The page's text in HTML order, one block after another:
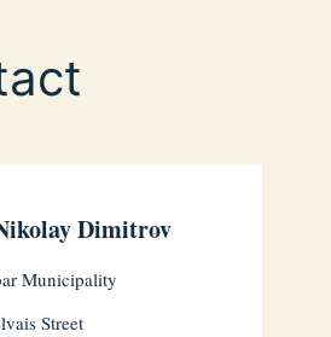
Dimitrov
Municipality
Street